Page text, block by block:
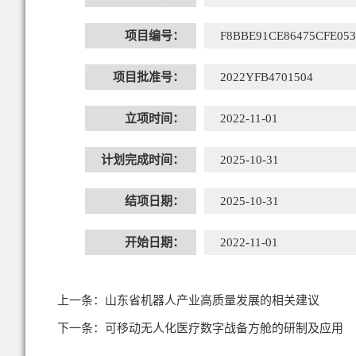
项目编号：
项目批准号： 2022YFB4701504
立项时间： 2022-11-01
计划完成时间： 2025-10-31
结项日期： 2025-10-31
开始日期： 2022-11-01
上一条： 山东省机器人产业高质量发展的相关建议
下一条： 可移动无人化医疗数字战备方舱的研制及应用